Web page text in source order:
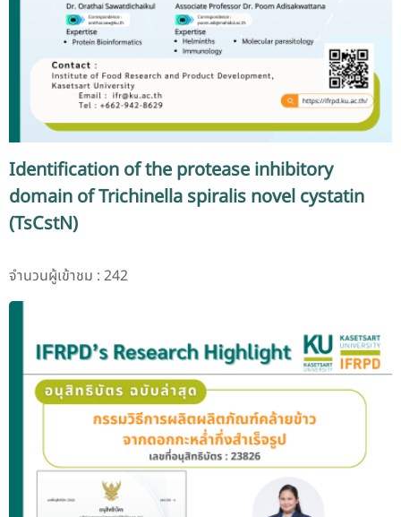
Identification of the protease inhibitory
domain of Trichinella spiralis novel cystatin
(TsCstN)
จำนวนผู้เข้าชม : 242